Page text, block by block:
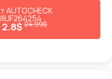
AUTOCHECK
2.8$24.99$